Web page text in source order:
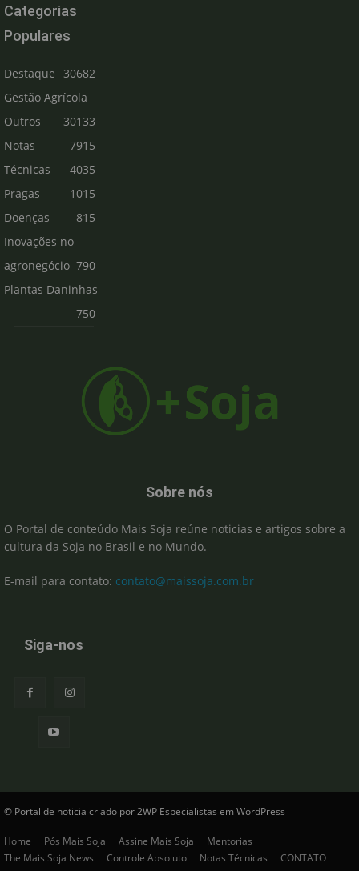
Categorias
Populares
Destaque
30682
Gestão Agrícola
30133
Outros
7915
Notas
Técnicas
4035
Pragas
1015
Doenças
815
Inovações no
agronegócio 790
Plantas Daninhas
750
Sobre nós
O Portal de conteúdo Mais Soja reúne noticias e artigos sobre a
cultura da Soja no Brasil e no Mundo.
E-mail para contato: contato@maissoja.com.br
Siga-nos
© Portal de noticia criado por 2WP Especialistas em WordPress
Home Pós Mais Soja Assine Mais Soja
Mentorias
The Mais Soja News
Controle Absoluto Notas Técnicas CONTATO